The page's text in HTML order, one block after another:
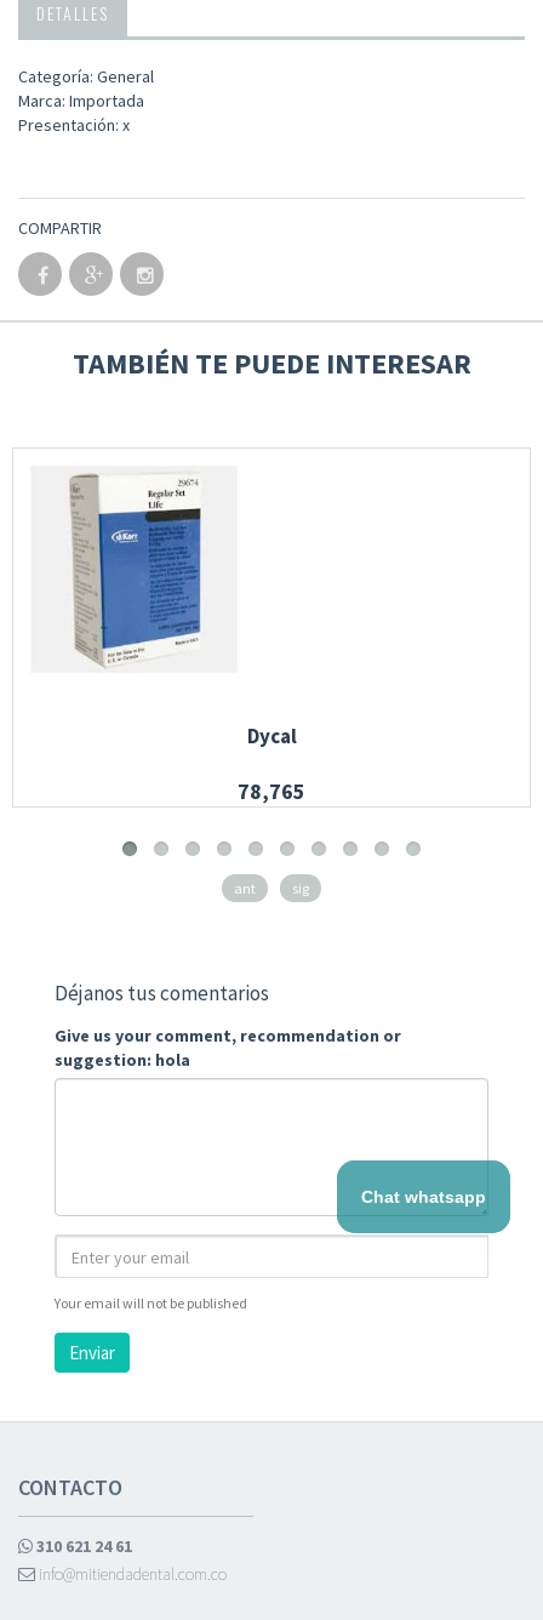
DETALLES
Categoría: General
Marca: Importada
Presentación: x
COMPARTIR
TAMBIÉN TE PUEDE INTERESAR
Dycal
78,765
ant sig
Déjanos tus comentarios
Give us your comment, recommendation or
suggestion: hola
Your email will not be published
Enviar
CONTACTO
310 621 24 61
info@mitiendadental.com.co
Chat whatsapp